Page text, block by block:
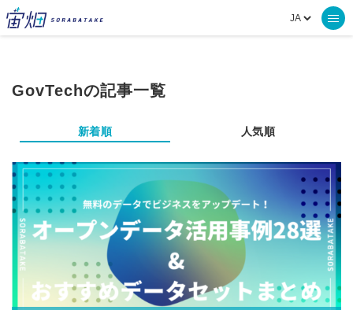
GovTechの記事一覧
新着順 人気順